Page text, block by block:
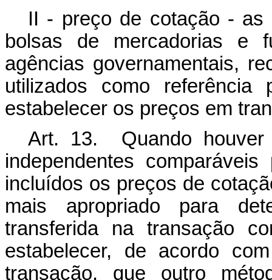
II - preço de cotação -
bolsas de mercadorias e
agências governamentais,
utilizados como referência
estabelecer os preços em
Art. 13. Quando houver
independentes
incluídos os preços de
mais apropriado para
transferida na transação
estabelecer, de acordo
transação, que outro